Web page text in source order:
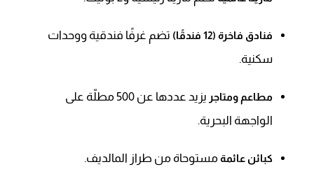
فنادق فاخرة (12 فندقًا)
تضم غرفًا فندقية ووحدات
سكنية.
مطاعم ومتاجر
يزيد عددها عن 500 مطلّة على
الواجهة البحرية.
كبائن عائمةمستوحاة من طراز المالديف.